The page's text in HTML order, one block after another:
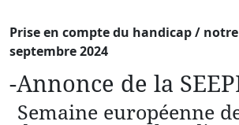
Prise en compte du handicap /
septembre 2024
-Annonce de la
Semaine européenne